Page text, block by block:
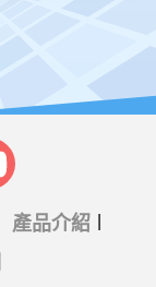
產品介紹